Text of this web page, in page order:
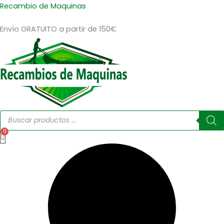
Ir
contenido
Recambio de Maquinas
Envío GRATUITO a partir de 150€
Búsqueda
de
productos
MUELLE
HSQ.
36,
136,
137,
142,
235E,
444